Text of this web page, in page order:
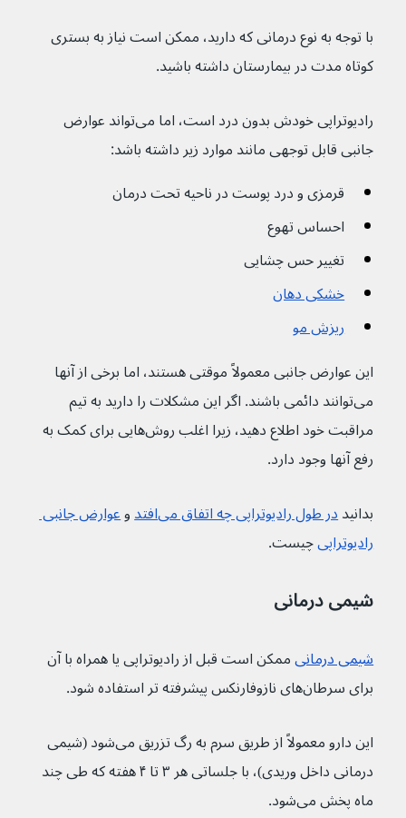
با توجه به نوع درمانی که دارید، ممکن است نیاز به بستری
کوتاه مدت در بیمارستان داشته باشید.
رادیوتراپی خودش بدون درد است، اما می‌تواند عوارض
جانبی قابل توجهی مانند موارد زیر داشته باشد:
قرمزی و درد پوست در ناحیه تحت درمان
احساس تهوع
تغییر حس چشایی
خشکی دهان
ریزش مو
این عوارض جانبی معمولاً موقتی هستند، اما برخی از آنها
می‌توانند دائمی باشند. اگر این مشکلات را دارید به تیم
مراقبت خود اطلاع دهید، زیرا اغلب روش‌هایی برای کمک به
رفع آنها وجود دارد.
بدانید در طول رادیوتراپی چه اتفاق می‌افتد و عوارض جانبی
رادیوتراپی چیست.
شیمی درمانی
شیمی درمانی ممکن است قبل از رادیوتراپی یا همراه با آن
برای سرطان‌های نازوفارنکس پیشرفته تر استفاده شود.
این دارو معمولاً از طریق سرم به رگ تزریق می‌شود (شیمی
درمانی داخل وریدی)، با جلساتی هر ۳ تا ۴ هفته که طی چند
ماه پخش می‌شود.